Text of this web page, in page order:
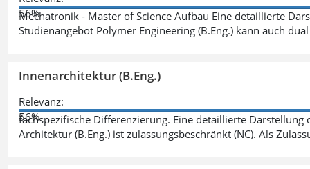
56%
Mechatronik - Master of Science Aufbau Eine detaillierte
Studienangebot Polymer Engineering (B.Eng.) kann auch
Innenarchitektur (B.Eng.)
Relevanz:
56%
fachspezifische Differenzierung. Eine detaillierte
Architektur (B.Eng.) ist zulassungsbeschränkt (NC). Als